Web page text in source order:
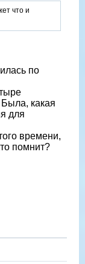
что и
по
какая
для
времени,
помнит?